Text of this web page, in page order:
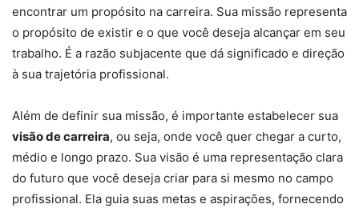
encontrar um propósito na carreira. Sua missão representa
o propósito de existir e o que você deseja alcançar em seu
trabalho. É a razão subjacente que dá significado e direção
à sua trajetória profissional.
Além de definir sua missão, é importante estabelecer sua
visão de carreira, ou seja, onde você quer chegar a curto,
médio e longo prazo. Sua visão é uma representação clara
do futuro que você deseja criar para si mesmo no campo
profissional. Ela guia suas metas e aspirações, fornecendo